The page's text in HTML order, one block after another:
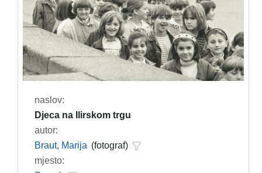
naslov:
Djeca na Ilirskom trgu
autor:
Braut, Marija (fotograf)
mjesto: